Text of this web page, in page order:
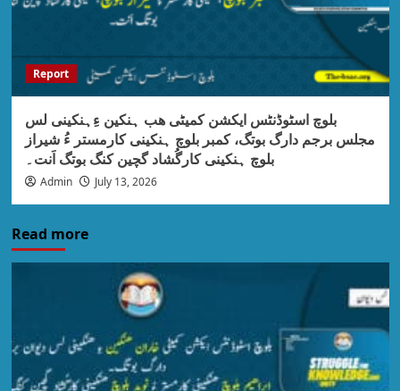
Report
بلوچ اسٹوڈنٹس ایکشن کمیٹی ھب ہنکین ءِہنکینی لس
مجلس برجم دارگ بوتگ، کمبر بلوچ ہنکینی کارمستر ءُ شیراز
بلوچ ہنکینی کارگُشاد گچین کنگ بوتگ اَنت۔
Admin July 13, 2026
Read more